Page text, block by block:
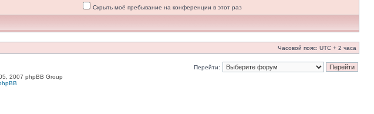
Скрыть моё пребывание на конференции в этот раз
Часовой пояс: UTC + 2 часа
Перейти:
2007 phpBB Group